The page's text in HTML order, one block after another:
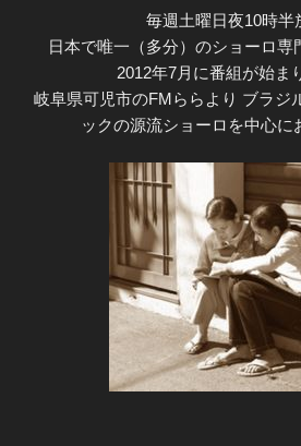
毎週土曜日夜10時半
日本で唯一（多分）のショーロ専
2012年7月に番組が始ま
岐阜県可児市のFMららより ブラジ
ックの源流ショーロを中心に